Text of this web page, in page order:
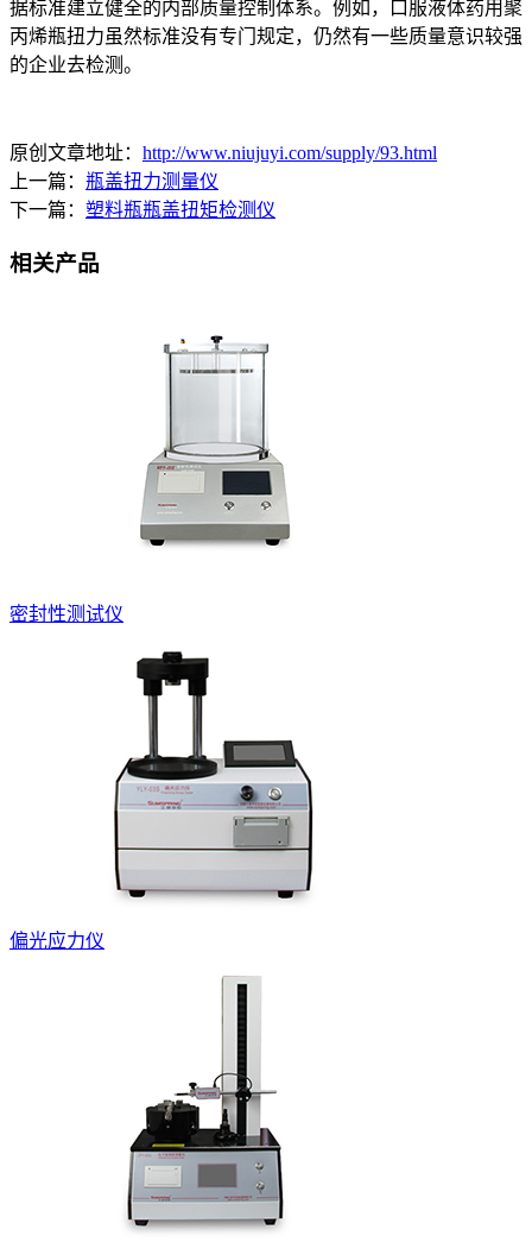
据标准建立健全的内部质量控制体系。例如，口服液体药用聚
丙烯瓶扭力虽然标准没有专门规定，仍然有一些质量意识较强
的企业去检测。
原创文章地址： http://www.niujuyi.com/supply/93.html
上一篇： 瓶盖扭力测量仪
下一篇： 塑料瓶瓶盖扭矩检测仪
相关产品
密封性测试仪
偏光应力仪